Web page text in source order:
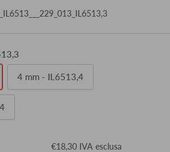
4 mm - IL6513,4
€18,30 IVA esclusa